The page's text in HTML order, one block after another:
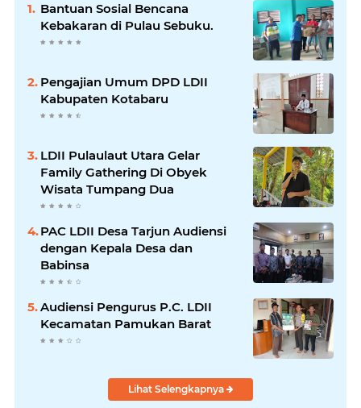
Bantuan Sosial Bencana
Kebakaran di Pulau Sebuku.
Pengajian Umum DPD LDII
Kabupaten Kotabaru
LDII Pulaulaut Utara Gelar
Family Gathering Di Obyek
Wisata Tumpang Dua
PAC LDII Desa Tarjun Audiensi
dengan Kepala Desa dan
Babinsa
Audiensi Pengurus P.C. LDII
Kecamatan Pamukan Barat
Lihat Selengkapnya